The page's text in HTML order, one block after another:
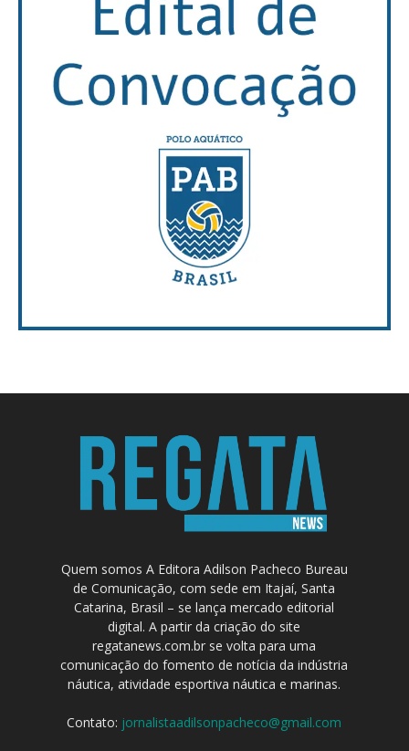
Quem somos A Editora Adilson Pacheco Bureau
de Comunicação, com sede em Itajaí, Santa
Catarina, Brasil – se lança mercado editorial
digital. A partir da criação do site
regatanews.com.br se volta para uma
comunicação do fomento de notícia da indústria
náutica, atividade esportiva náutica e marinas.
Contato: jornalistaadilsonpacheco@gmail.com